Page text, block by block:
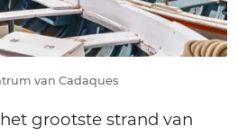
van Cadaques
grootste strand van